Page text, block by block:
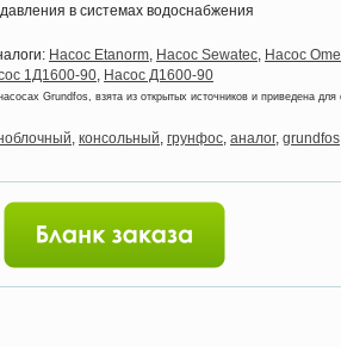
в системах водоснабжения
Насос Etanorm, Насос Sewatec, Насос
1Д1600-90, Насос Д1600-90
Grundfos, взята из открытых источников и приведена для
, консольный, грунфос, аналог, grundfos